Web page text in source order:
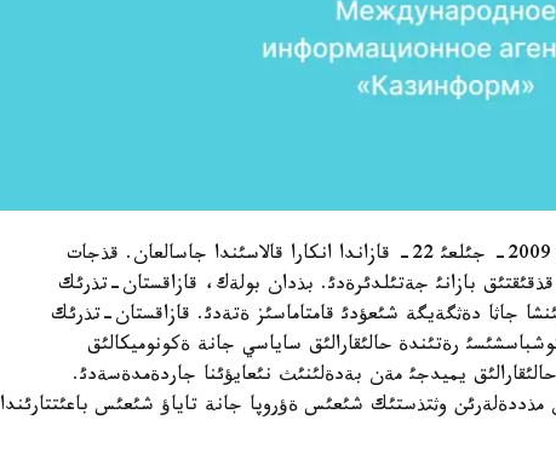
ةكئ ةل اراسئنداعئ ارئپتةستئك تؤرالئ شارت 2009- جئلعئ 22- قازاندا انكارا قالاسئندا جاسالعان. قذجات
بازانئ جةتئلدئرةدئ. بذدان بولةك، قازاقستان-تذرئك
جاثا دةثگةيگة شئعؤدئ قامتاماسئز ةتةدئ. قازاقستان-تذرئك
رةتئندة حالئقارالئق ساياسي جانة ةكونوميكالئق
يميدجئ مةن بةدةلئنئث نئعايؤئنا جاردةمدةسةدئ.
مذددةلةرئن وثتذستئك شئعئس ةؤروپا جانة تاياؤ شئعئس باعئتتارئندا